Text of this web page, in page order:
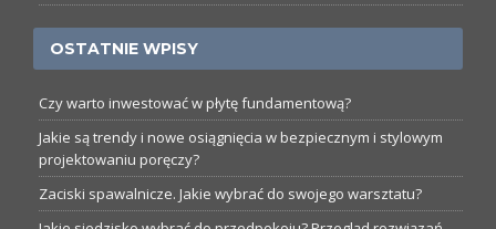
OSTATNIE WPISY
Czy warto inwestować w płytę fundamentową?
Jakie są trendy i nowe osiągnięcia w bezpiecznym i stylowym
projektowaniu poręczy?
Zaciski spawalnicze. Jakie wybrać do swojego warsztatu?